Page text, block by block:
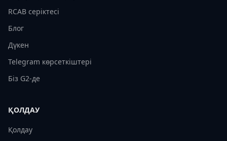
RCAB серіктесі
Блог
Дүкен
Telegram көрсеткіштері
Біз G2-де
ҚОЛДАУ
Қолдау